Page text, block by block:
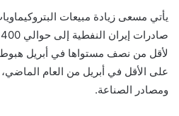
يأتي مسعى زيادة مبيعات
على الأقل في أبريل من العام الماضي،
ومصادر الصناعة.